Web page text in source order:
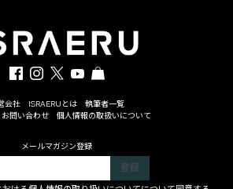
会社 ISRAERUとは
執筆者一覧
お問い合わせ 個人情報の取扱いについて
メールマガジン登録